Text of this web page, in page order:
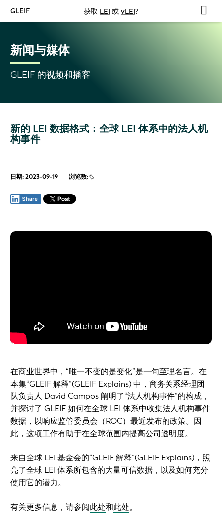
GLEIF 获取 LEI 或 vLEI?
新闻与媒体
GLEIF 的视频和播客
新的 LEI 数据格式：全球 LEI 体系中的法人机
构事件
日期: 2023-09-19 浏览数:
在商业世界中，“唯一不变的是变化”是一句至理名言。在
本集“GLEIF 解释”(GLEIF Explains) 中，商务关系经理团
队负责人 David Campos 阐明了“法人机构事件”的构成，
并探讨了 GLEIF 如何在全球 LEI 体系中收集法人机构事件
数据，以响应监管委员会（ROC）最近发布的政策。因
此，这项工作有助于在全球范围内提高公司透明度。
来自全球 LEI 基金会的“GLEIF 解释”(GLEIF Explains)，照
亮了全球 LEI 体系所包含的大量可信数据，以及如何充分
使用它的潜力。
有关更多信息，请参阅此处和此处。